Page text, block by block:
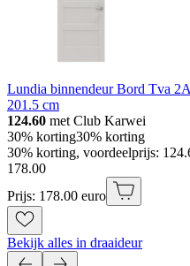
Lundia binnendeur Bord Tva
201.5 cm
124.60 met Club Karwei
30% korting30% korting
30% korting, voordeelprijs:
178.00
Prijs: 178.00 euro
Bekijk alles in draaideur